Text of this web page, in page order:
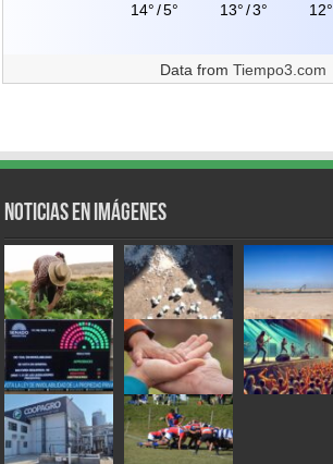
14°/5° 13°/3° 12°
Data fromTiempo3.com
Noticias en Imágenes